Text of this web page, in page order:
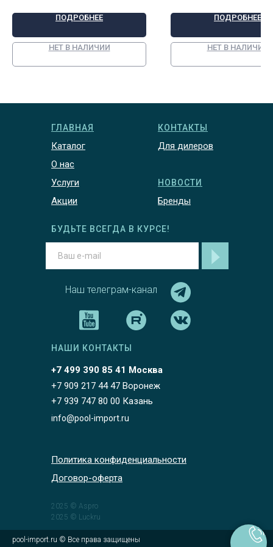
ПОДРОБНЕЕ
НЕТ В НАЛИЧИИ
ПОДРОБНЕЕ
НЕТ В НАЛИЧИИ
ГЛАВНАЯ
Каталог
О нас
Услуги
Акции
КОНТАКТЫ
Для дилеров
НОВОСТИ
Бренды
2025 © Aspro
2025 © Luckru
Наш телеграм-канал
БУДЬТЕ ВСЕГДА В КУРСЕ!
+7 499 390 85 41 Москва
НАШИ КОНТАКТЫ
+7 909 217 44 47 Воронеж
+7 939 747 80 00 Казань
info@pool-import.ru
Политика конфиденциальности
Договор-оферта
pool-import.ru © Все права защищены